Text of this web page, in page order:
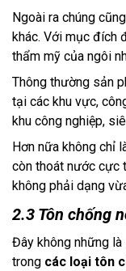
Ngoài ra chúng
khác. Với mục đích
thẩm mỹ của ngôi
Thông thường sản
tại các khu vực,
khu công nghiệp,
Hơn nữa không chỉ
còn thoát nước cực
không phải dạng
2.3 Tôn chống
Đây không những là
trong các loại tôn